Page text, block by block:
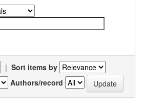
| Sort items by
Authors/record